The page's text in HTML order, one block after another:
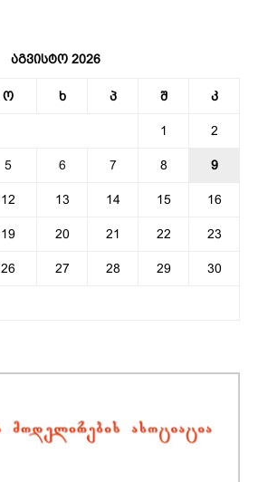
აგვისტო 2026
ო ხ პ შ კ
1 2
5 6 7 8 9
12 13 14 15 16
19 20 21 22 23
26 27 28 29 30